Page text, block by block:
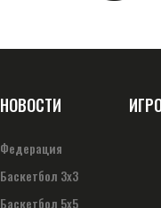
НОВОСТИ
Федерация
Баскетбол 3х3
Баскетбол 5х5